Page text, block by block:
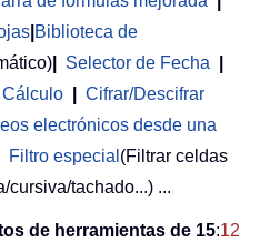
Biblioteca de
Selector de Fecha
Cifrar/Descifrar
electrónicos desde una
Filtro especial (Filtrar celdas
cursiva/tachado...) ...
de herramientas de 15:12